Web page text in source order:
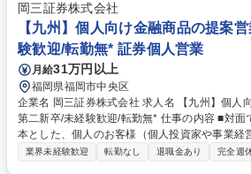
部署との連携による事業承継やM&A、不動産管
ンの提供にも力を入れています。自由な商品組
客さまのニーズに寄り添った提案ができること
を感じて頂けるポイントの1つです。 募集職種 【山口・宇部】個人向け金
融商品の提案営業 *第二新卒/未経験歓迎/転勤無*
岡三証券株式会社
【九州】個人向け金融商品の提案
験歓迎/転勤無* 証券個人営業
月給31万円以上
福岡県福岡市中央区
企業名 岡三証券株式会社 求人名 【九州】個人向け金融商品の提案営業 *
第二新卒/未経験歓迎/転勤無* 仕事の内容 ■対面でのコンサルティングを基
本とした、個人のお客様（個人投資家や事業経
やライフプラン、多様なニーズにあわせた、最
業界未経験歓迎 転勤なし 退職金あり 完全週